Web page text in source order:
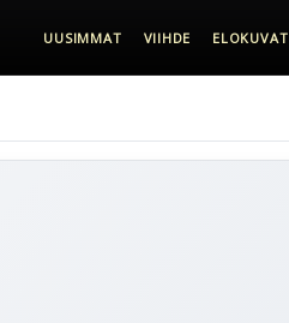
UUSIMMAT VIIHDE ELOKUVAT